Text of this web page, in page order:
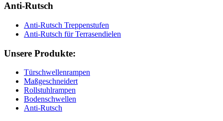
Anti-Rutsch
Anti-Rutsch Treppenstufen
Anti-Rutsch für Terrasendielen
Unsere Produkte:
Türschwellenrampen
Maßgeschneidert
Rollstuhlrampen
Bodenschwellen
Anti-Rutsch